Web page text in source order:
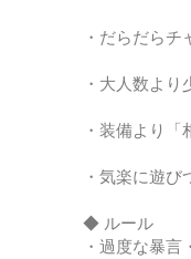
・だらだら
・大人数よ
・装備より
・気楽に遊び
◆ ルール
・過度な暴